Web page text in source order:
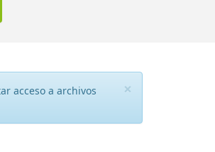
×
acceso a archivos